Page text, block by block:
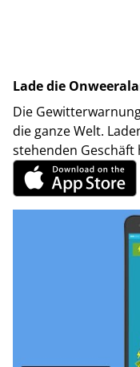
Lade die
Die
die ganze Welt.
stehenden Geschäft